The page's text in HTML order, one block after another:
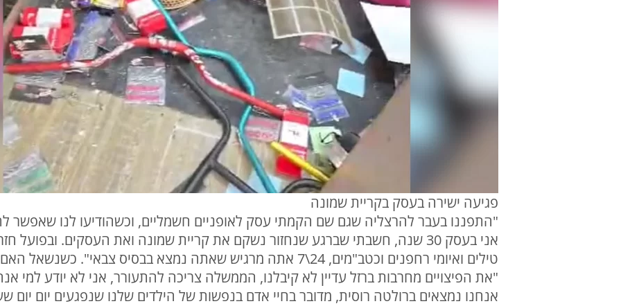
פגיעה ישירה בעסק בקריית שמונה
"התפננו בעבר להרצליה שגם שם הקמתי עסק לאופניים חשמליים, וכשהודיעו לנו שאפשר
אני בעסק 30 שנה, חשבתי שברגע שנחזור נשקם את קריית שמונה ואת העסקים.
טילים ואיומי רחפנים וכטב"מים, 24\7 אתה מרגיש שאתה נמצא בבסיס
"את הפיצויים מחרבות ברזל עדיין לא קיבלנו, הממשלה צריכה להתעורר, אני לא יודע למי
אנחנו נמצאים ברולטה רוסית, מדובר בחיי אדם בנפשות של הילדים שלנו שנפגעים יום